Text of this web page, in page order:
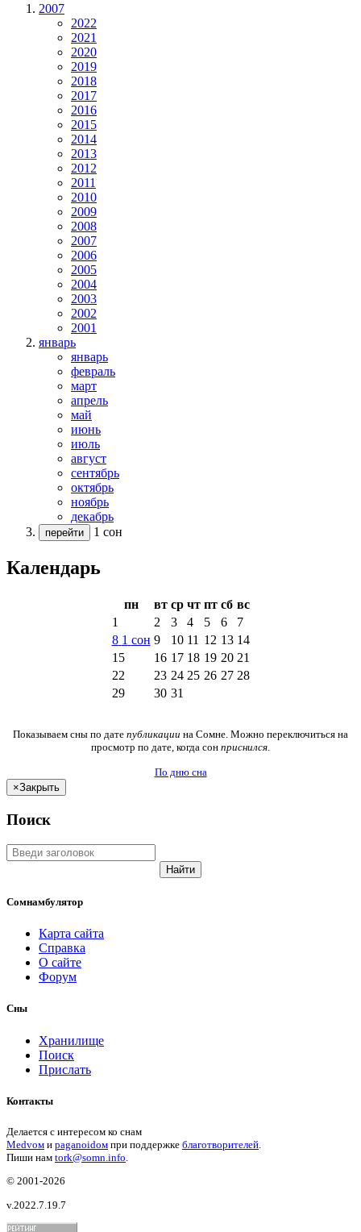
2007
2022
2021
2020
2019
2018
2017
2016
2015
2014
2013
2012
2011
2010
2009
2008
2007
2006
2005
2004
2003
2002
2001
январь
январь
февраль
март
апрель
май
июнь
июль
август
сентябрь
октябрь
ноябрь
декабрь
перейти 1 сон
Календарь
пн вт ср чт пт сб вс
1
2 3 4 5 6
7
8 1 сон 9 10 11 12 13 14
15
16 17 18 19 20 21
22
23 24 25 26 27 28
29
30 31
Показываем сны по дате публикации на Сомне. Можно переключиться на
просмотр по дате, когда сон приснился.
По дню сна
×Закрыть
Поиск
Найти
Сомнамбулятор
Карта сайта
Справка
О сайте
Форум
Сны
Хранилище
Поиск
Прислать
Контакты
Делается с интересом ко снам
Medvом и paganoidом при поддержке благотворителей
Пиши нам tork@somn.info
© 2001-2026
v.2022.7.19.7